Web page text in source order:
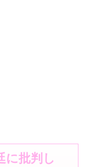
に批判し